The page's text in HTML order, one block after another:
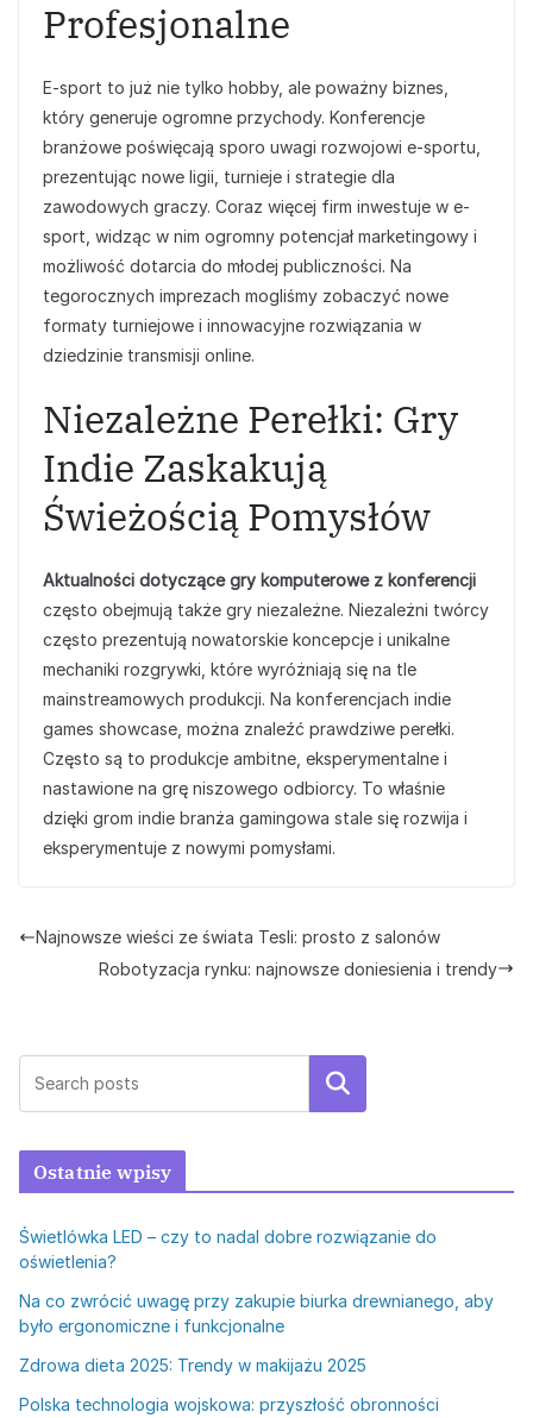
Profesjonalne
E-sport to już nie tylko hobby, ale poważny biznes,
który generuje ogromne przychody. Konferencje
branżowe poświęcają sporo uwagi rozwojowi e-sportu,
prezentując nowe ligii, turnieje i strategie dla
zawodowych graczy. Coraz więcej firm inwestuje w e-
sport, widząc w nim ogromny potencjał marketingowy i
możliwość dotarcia do młodej publiczności. Na
tegorocznych imprezach mogliśmy zobaczyć nowe
formaty turniejowe i innowacyjne rozwiązania w
dziedzinie transmisji online.
Niezależne Perełki: Gry
Indie Zaskakują
Świeżością Pomysłów
Aktualności dotyczące gry komputerowe z konferencji
często obejmują także gry niezależne. Niezależni twórcy
często prezentują nowatorskie koncepcje i unikalne
mechaniki rozgrywki, które wyróżniają się na tle
mainstreamowych produkcji. Na konferencjach indie
games showcase, można znaleźć prawdziwe perełki.
Często są to produkcje ambitne, eksperymentalne i
nastawione na grę niszowego odbiorcy. To właśnie
dzięki grom indie branża gamingowa stale się rozwija i
eksperymentuje z nowymi pomysłami.
Najnowsze wieści ze świata Tesli: prosto z salonów
Robotyzacja rynku: najnowsze doniesienia i trendy
Szukaj
Ostatnie wpisy
Świetlówka LED – czy to nadal dobre rozwiązanie do
oświetlenia?
Na co zwrócić uwagę przy zakupie biurka drewnianego, aby
było ergonomiczne i funkcjonalne
Zdrowa dieta 2025: Trendy w makijażu 2025
Polska technologia wojskowa: przyszłość obronności